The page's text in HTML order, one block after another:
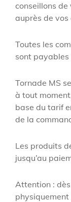
conseillons de
auprès de
Toutes les
sont payables
Tornade MS
à tout
base du tarif
de la
Les produits
jusqu’au
Attention :